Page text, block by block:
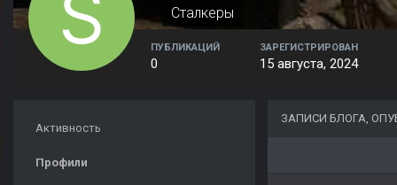
Сталкеры
ПУБЛИКАЦИЙ
0
ЗАРЕГИСТРИРОВАН
15 августа, 2024
Активность
Профили
ЗАПИСИ БЛОГА,